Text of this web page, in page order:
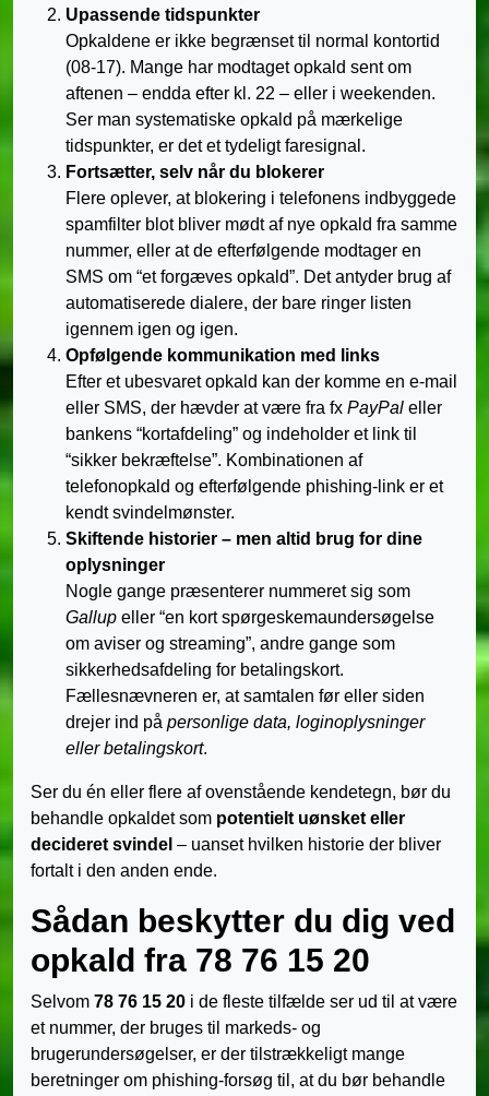
Upassende tidspunkter
Opkaldene er ikke begrænset til normal kontortid
(08-17). Mange har modtaget opkald sent om
aftenen – endda efter kl. 22 – eller i weekenden.
Ser man systematiske opkald på mærkelige
tidspunkter, er det et tydeligt faresignal.
Fortsætter, selv når du blokerer
Flere oplever, at blokering i telefonens indbyggede
spamfilter blot bliver mødt af nye opkald fra samme
nummer, eller at de efterfølgende modtager en
SMS om “et forgæves opkald”. Det antyder brug af
automatiserede dialere, der bare ringer listen
igennem igen og igen.
Opfølgende kommunikation med links
Efter et ubesvaret opkald kan der komme en e-mail
eller SMS, der hævder at være fra fx PayPal eller
bankens “kortafdeling” og indeholder et link til
“sikker bekræftelse”. Kombinationen af
telefonopkald og efterfølgende phishing-link er et
kendt svindelmønster.
Skiftende historier – men altid brug for dine
oplysninger
Nogle gange præsenterer nummeret sig som
Gallup eller “en kort spørgeskemaundersøgelse
om aviser og streaming”, andre gange som
sikkerhedsafdeling for betalingskort.
Fællesnævneren er, at samtalen før eller siden
drejer ind på personlige data, loginoplysninger
eller betalingskort.
Ser du én eller flere af ovenstående kendetegn, bør du
behandle opkaldet som potentielt uønsket eller
decideret svindel – uanset hvilken historie der bliver
fortalt i den anden ende.
Sådan beskytter du dig ved
opkald fra 78 76 15 20
Selvom 78 76 15 20 i de fleste tilfælde ser ud til at være
et nummer, der bruges til markeds- og
brugerundersøgelser, er der tilstrækkeligt mange
beretninger om phishing-forsøg til, at du bør behandle